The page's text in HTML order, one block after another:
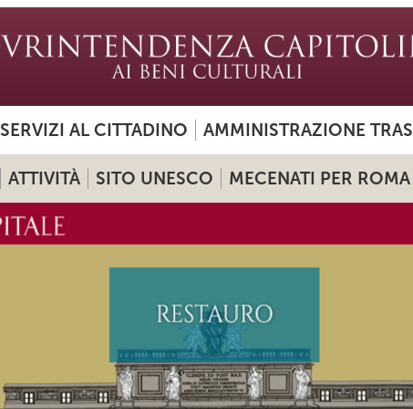
SERVIZI AL CITTADINO AMMINISTRAZIONE
ATTIVITÀ SITO UNESCO MECENATI PER ROMA